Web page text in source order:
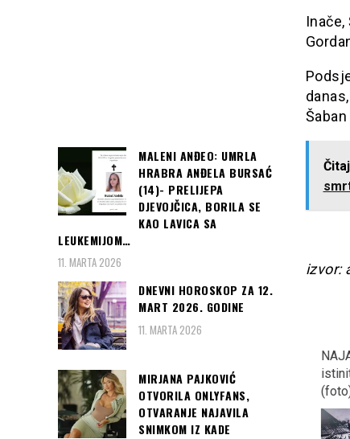
izvor:
Turska priželjkivala i
“dobila” zlatnu i srebrenu
medalju na EP u Berlinu…
Marko Tompson opet
podijelio Hrvatsku?
(foto)
MALENI ANĐEO: UMRLA
HRABRA ANĐELA BURSAĆ
(14)- PRELIJEPA
DJEVOJČICA, BORILA SE
KAO LAVICA SA
LEUKEMIJOM…
11. MARTA 2026
DNEVNI HOROSKOP ZA 12.
MART 2026. GODINE
11. MARTA 2026
MIRJANA PAJKOVIĆ
OTVORILA ONLYFANS,
OTVARANJE NAJAVILA
SNIMKOM IZ KADE